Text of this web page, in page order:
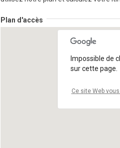
Plan d'accès
Impossible de
sur cette page.
Ce site Web